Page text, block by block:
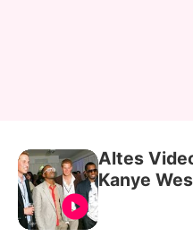
Altes
Kanye